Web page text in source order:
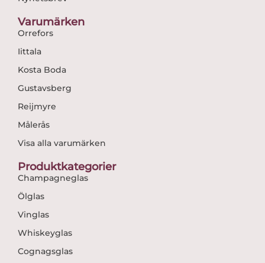
Varumärken
Orrefors
Iittala
Kosta Boda
Gustavsberg
Reijmyre
Målerås
Visa alla varumärken
Produktkategorier
Champagneglas
Ölglas
Vinglas
Whiskeyglas
Cognagsglas